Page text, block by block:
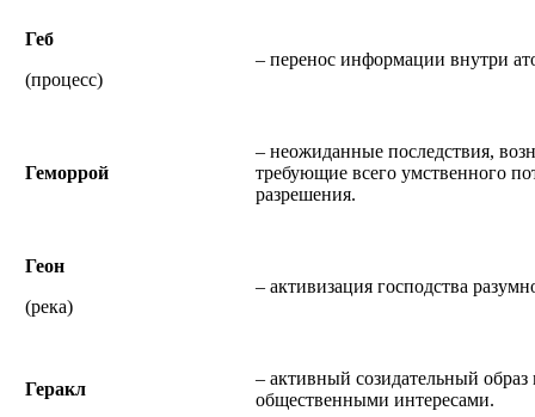
Геб
(процесс)
– перенос информации внутри
Геморрой
– неожиданные последствия,
требующие всего умственного
разрешения.
Геон
(река)
– активизация господства
Геракл
– активный созидательный
общественными интересами.